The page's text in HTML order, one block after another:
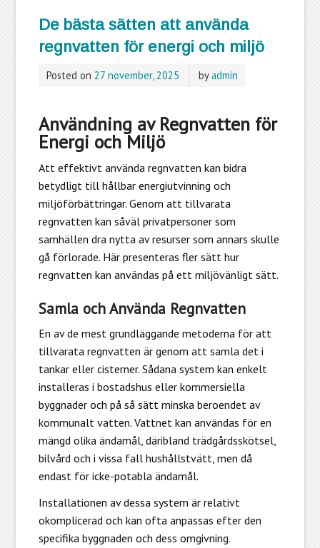
De bästa sätten att använda
regnvatten för energi och miljö
Posted on 27 november, 2025 byadmin
Användning av Regnvatten för
Energi och Miljö
Att effektivt använda regnvatten kan bidra
betydligt till hållbar energiutvinning och
miljöförbättringar. Genom att tillvarata
regnvatten kan såväl privatpersoner som
samhällen dra nytta av resurser som annars skulle
gå förlorade. Här presenteras fler sätt hur
regnvatten kan användas på ett miljövänligt sätt.
Samla och Använda Regnvatten
En av de mest grundläggande metoderna för att
tillvarata regnvatten är genom att samla det i
tankar eller cisterner. Sådana system kan enkelt
installeras i bostadshus eller kommersiella
byggnader och på så sätt minska beroendet av
kommunalt vatten. Vattnet kan användas för en
mängd olika ändamål, däribland trädgårdsskötsel,
bilvård och i vissa fall hushållstvätt, men då
endast för icke-potabla ändamål.
Installationen av dessa system är relativt
okomplicerad och kan ofta anpassas efter den
specifika byggnaden och dess omgivning.